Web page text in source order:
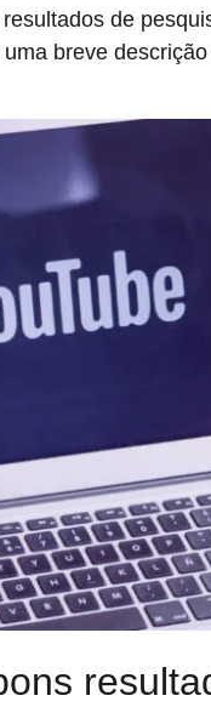
de
breve